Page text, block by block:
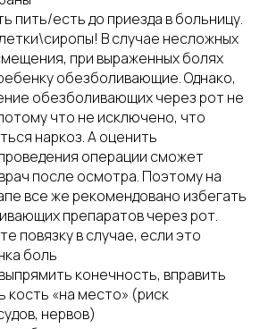
пить/есть до приезда в больницу.
В случае несложных
при выраженных болях
обезболивающие. Однако,
обезболивающих через рот не
что не исключено, что
наркоз. А оценить
операции сможет
после осмотра. Поэтому на
все же рекомендовано избегать
препаратов через рот.
повязку в случае, если это
боль
конечность, вправить
кость «на место» (риск
нервов)